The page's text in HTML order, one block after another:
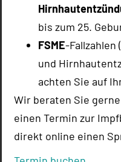
22. Juni. Das Gesetz
Sommerpause
Handeln ist also kurz.
Was können Sie tun?
Schreiben Sie jetzt
abgeordneten. Das
denken: Gehen Sie
bis zum 25.
FSME-
und
achten Sie auf
Wir beraten Sie
einen Termin zur
direkt online einen